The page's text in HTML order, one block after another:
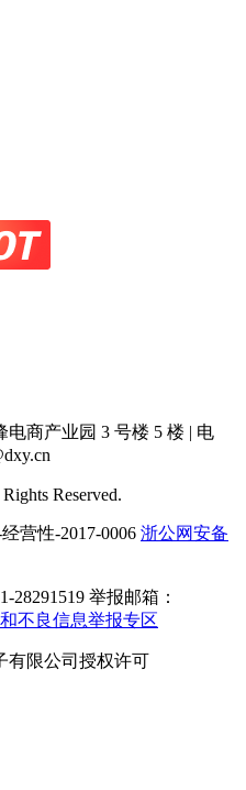
电商产业园 3 号楼 5 楼 | 电
Reserved.
经营性-2017-0006 浙公网安备
举报邮箱：
不良信息举报专区
有限公司授权许可